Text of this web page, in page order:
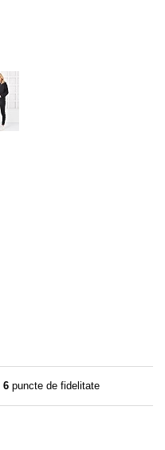
6 puncte de fidelitate